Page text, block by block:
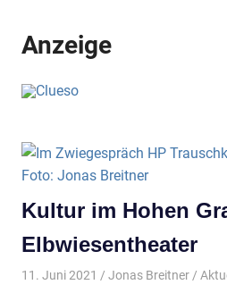
Anzeige
Kultur im Hohen
Elbwiesentheater
11. Juni 2021 Jonas Breitner